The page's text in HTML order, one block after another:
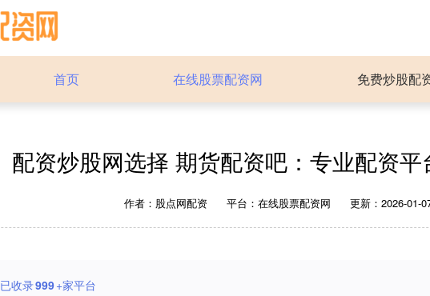
首页 在线股票配资网 免费炒股配
配资炒股网选择 期货配资吧：专业配资
作者：股点网配资 平台：在线股票配资网 更新：2026-01-
已收录999+家平台